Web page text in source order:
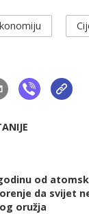
od
da svijet
oružja